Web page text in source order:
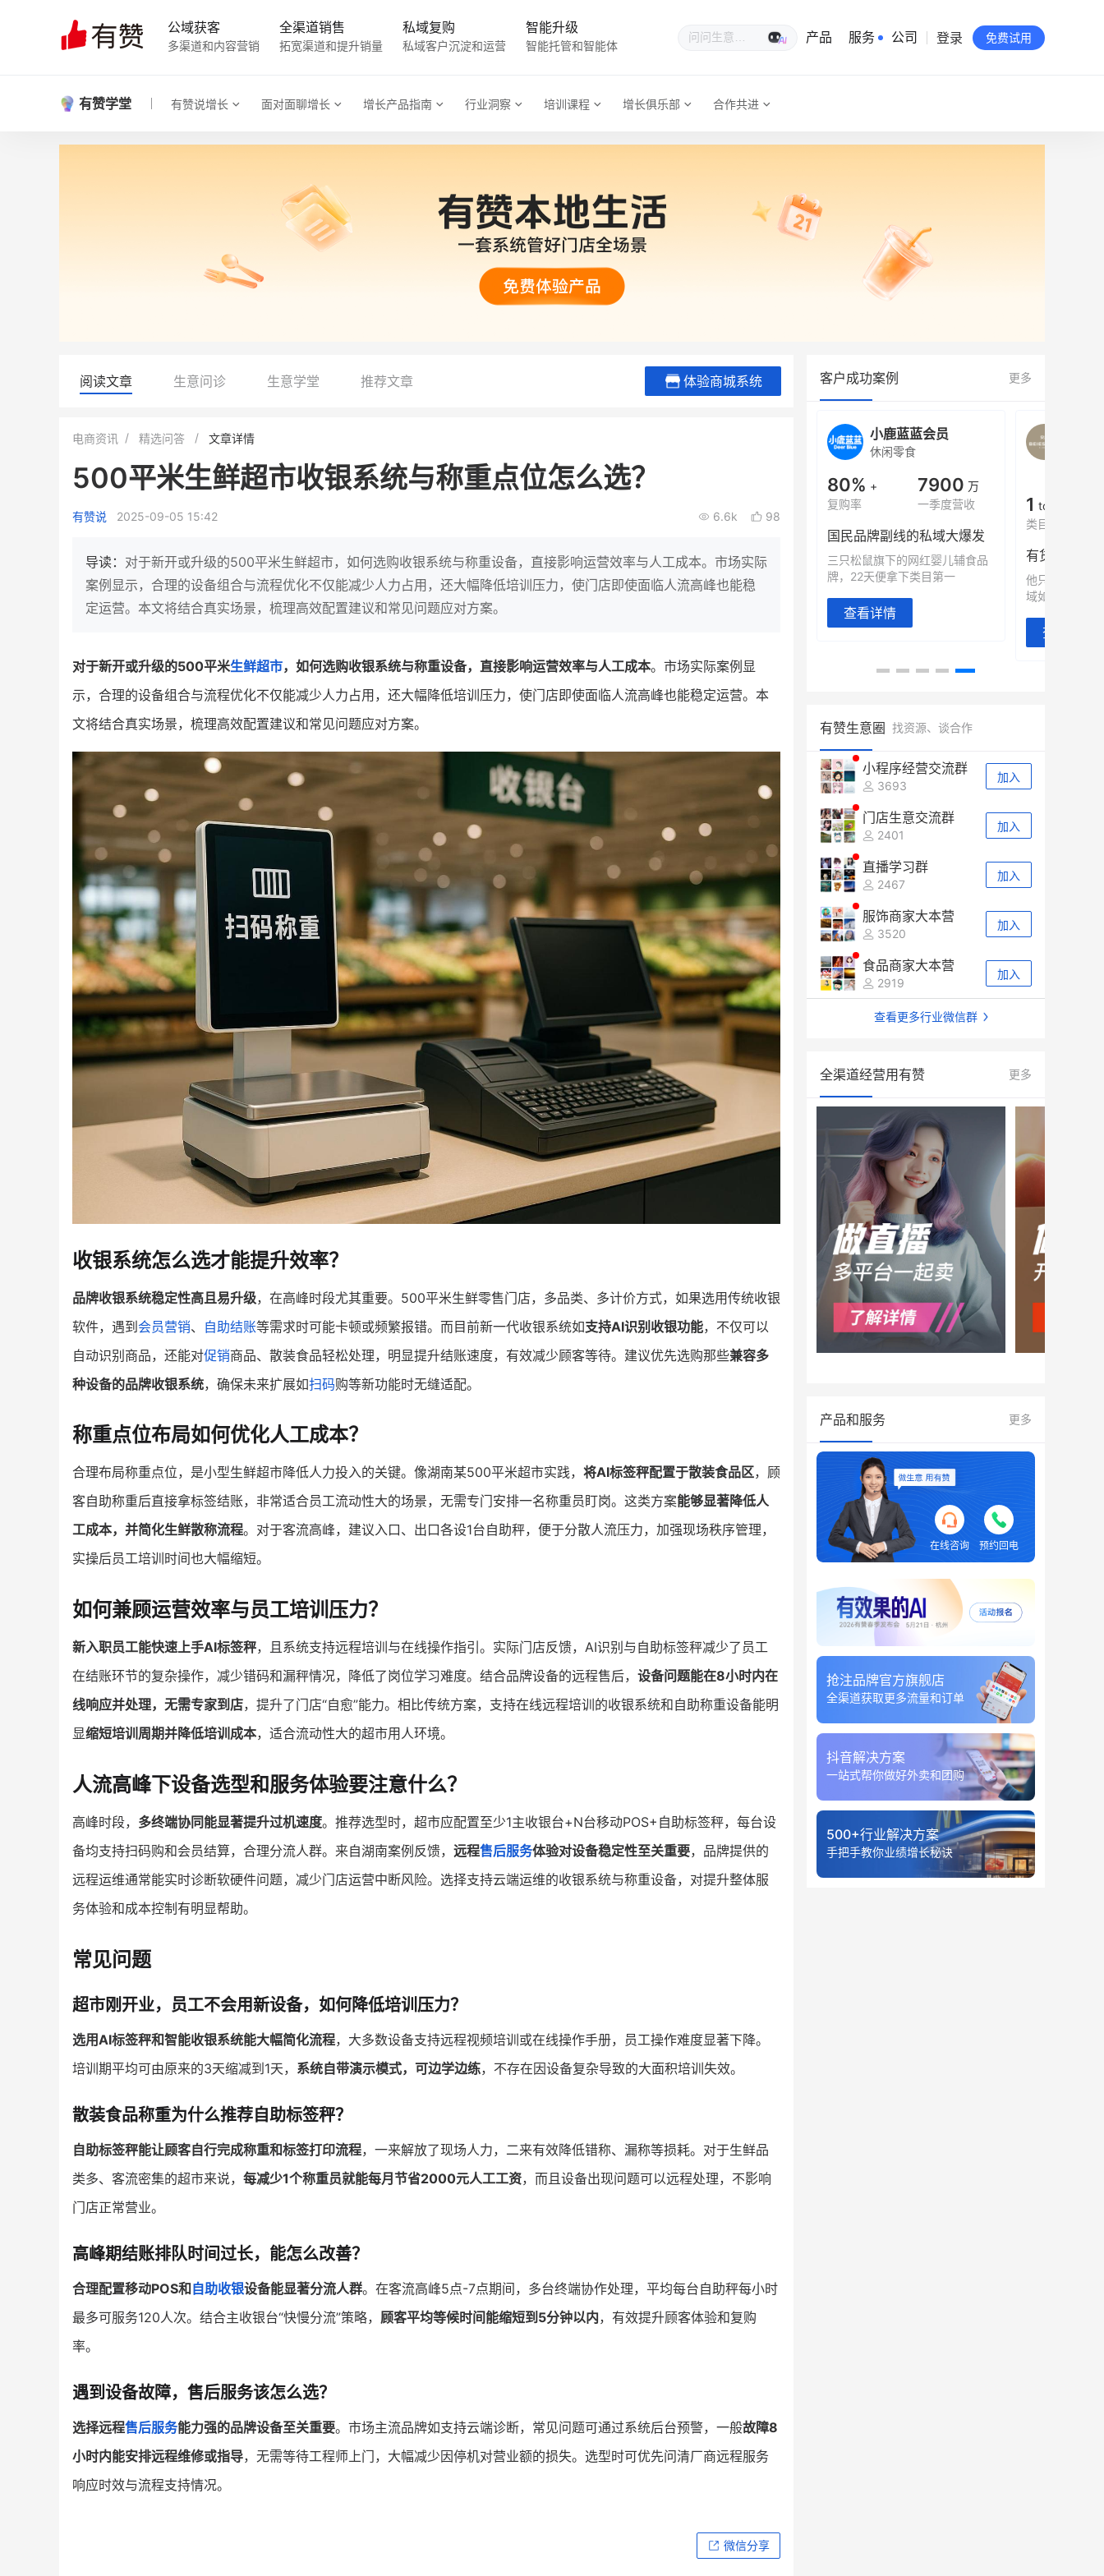
公域获客
多渠道和内容营销
全渠道销售
拓宽渠道和提升销量
私域复购
私域客户沉淀和运营
智能升级
智能托管和智能体
生意专家
产品 服务 公司
有赞公益
站点地图
登录 免费试用
有赞学堂 有赞说增长 面对面聊增长 增长产品指南 行业洞察 培训课程 增长俱乐部 合作共进
阅读文章 生意问诊 生意学堂 推荐文章 体验商城系统
电商资讯 精选问答 文章详情
500平米生鲜超市收银系统与称重点位怎么选？
有赞说 2025-09-05 15:42 6.6k 98
导读： 对于新开或升级的500平米生鲜超市，如何选购收银系统与称重设备，直接影响运营效率与人工成本。市场实际
案例显示，合理的设备组合与流程优化不仅能减少人力占用，还大幅降低培训压力，使门店即使面临人流高峰也能稳
定运营。本文将结合真实场景，梳理高效配置建议和常见问题应对方案。
对于新开或升级的500平米生鲜超市，如何选购收银系统与称重设备，直接影响运营效率与人工成本。市场实际案例显
示，合理的设备组合与流程优化不仅能减少人力占用，还大幅降低培训压力，使门店即使面临人流高峰也能稳定运营。本
文将结合真实场景，梳理高效配置建议和常见问题应对方案。
收银系统怎么选才能提升效率？
品牌收银系统稳定性高且易升级，在高峰时段尤其重要。500平米生鲜零售门店，多品类、多计价方式，如果选用传统收银
软件，遇到会员营销、 自助结账等需求时可能卡顿或频繁报错。而目前新一代收银系统如支持AI识别收银功能，不仅可以
自动识别商品，还能对促销商品、散装食品轻松处理，明显提升结账速度，有效减少顾客等待。建议优先选购那些兼容多
种设备的品牌收银系统，确保未来扩展如扫码购等新功能时无缝适配。
称重点位布局如何优化人工成本？
合理布局称重点位，是小型生鲜超市降低人力投入的关键。像湖南某500平米超市实践， 将AI标签秤配置于散装食品区，顾
客自助称重后直接拿标签结账，非常适合员工流动性大的场景，无需专门安排一名称重员盯岗。这类方案能够显著降低人
工成本，并简化生鲜散称流程。对于客流高峰，建议入口、出口各设1台自助秤，便于分散人流压力，加强现场秩序管理，
实操后员工培训时间也大幅缩短。
如何兼顾运营效率与员工培训压力？
新入职员工能快速上手AI标签秤，且系统支持远程培训与在线操作指引。实际门店反馈，AI识别与自助标签秤减少了员工
在结账环节的复杂操作，减少错码和漏秤情况，降低了岗位学习难度。结合品牌设备的远程售后， 设备问题能在8小时内在
线响应并处理，无需专家到店，提升了门店“自愈”能力。相比传统方案，支持在线远程培训的收银系统和自助称重设备能明
显缩短培训周期并降低培训成本，适合流动性大的超市用人环境。
人流高峰下设备选型和服务体验要注意什么？
高峰时段， 多终端协同能显著提升过机速度。推荐选型时，超市应配置至少1主收银台+N台移动POS+自助标签秤，每台设
备均支持扫码购和会员结算，合理分流人群。来自湖南案例反馈， 远程售后服务体验对设备稳定性至关重要，品牌提供的
远程运维通常能实时诊断软硬件问题，减少门店运营中断风险。选择支持云端运维的收银系统与称重设备，对提升整体服
务体验和成本控制有明显帮助。
常见问题
超市刚开业，员工不会用新设备，如何降低培训压力？
选用AI标签秤和智能收银系统能大幅简化流程，大多数设备支持远程视频培训或在线操作手册，员工操作难度显著下降。
培训期平均可由原来的3天缩减到1天， 系统自带演示模式，可边学边练，不存在因设备复杂导致的大面积培训失效。
散装食品称重为什么推荐自助标签秤？
自助标签秤能让顾客自行完成称重和标签打印流程，一来解放了现场人力，二来有效降低错称、漏称等损耗。对于生鲜品
类多、客流密集的超市来说， 每减少1个称重员就能每月节省2000元人工工资，而且设备出现问题可以远程处理，不影响
门店正常营业。
高峰期结账排队时间过长，能怎么改善？
合理配置移动POS和自助收银设备能显著分流人群。在客流高峰5点-7点期间，多台终端协作处理，平均每台自助秤每小时
最多可服务120人次。结合主收银台“快慢分流”策略， 顾客平均等候时间能缩短到5分钟以内，有效提升顾客体验和复购
率。
遇到设备故障，售后服务该怎么选？
选择远程售后服务能力强的品牌设备至关重要。市场主流品牌如支持云端诊断，常见问题可通过系统后台预警，一般故障8
小时内能安排远程维修或指导，无需等待工程师上门，大幅减少因停机对营业额的损失。选型时可优先问清厂商远程服务
响应时效与流程支持情况。
微信分享
客户成功案例 更多
BEIESTATE贝易品牌
母婴
类目销售额
年度GMV
有货源没流量？母婴馆如何破局
他只用7年做到平台销冠，转战私
域如何破局？
200 万
200 %
这家女装连锁如何借有赞破局新
零售？
查看详情
30 万
2000 万
IT精英回乡种地，撬动2000万生
意！
查看详情
2
私域样本打法！新希望白帝乳业
靠企业微信实现销售额翻 8 倍！
小鹿蓝蓝会员
休闲零食
80% +
复购率
7900 万
一季度营收
国民品牌副线的私域大爆发
三只松鼠旗下的网红婴儿辅食品
牌，22天便拿下类目第一
查看详情
1 top
类目销售额
他只用7年做
域如何破局？
查看详情
有赞生意圈 找资源、谈合作
小程序经营交流群
3693
加入
门店生意交流群
2401
加入
直播学习群
2467
加入
服饰商家大本营
3520
加入
食品商家大本营
2919
加入
查看更多行业微信群
全渠道经营用有赞 更多
产品和服务 更多
在线咨询 预约回电
抢注品牌官方旗舰店
全渠道获取更多流量和订单
抖音解决方案
一站式帮你做好外卖和团购
500+行业解决方案
手把手教你业绩增长秘诀